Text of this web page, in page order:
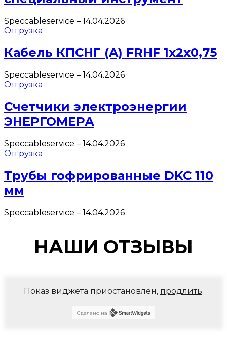
Speccableservice – 14.04.2026
Отгрузка
Кабель КПСНГ (A) FRHF 1х2х0,75
Speccableservice – 14.04.2026
Отгрузка
Счетчики электроэнергии
ЭНЕРГОМЕРА
Speccableservice – 14.04.2026
Отгрузка
Трубы гофрированные DKC 110
мм
Speccableservice – 14.04.2026
НАШИ ОТЗЫВЫ
Показ виджета приостановлен, продлить.
Сделано на